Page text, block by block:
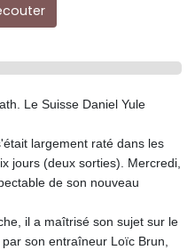
Le Suisse Daniel Yule
largement raté dans les
jours (deux sorties). Mercredi,
de son nouveau
il a maîtrisé son sujet sur le
son entraîneur Loïc Brun,